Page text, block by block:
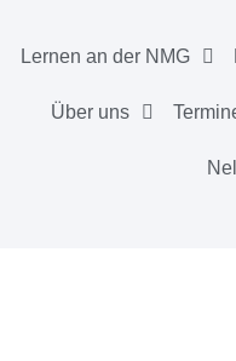
Lernen an der NMG
Über uns